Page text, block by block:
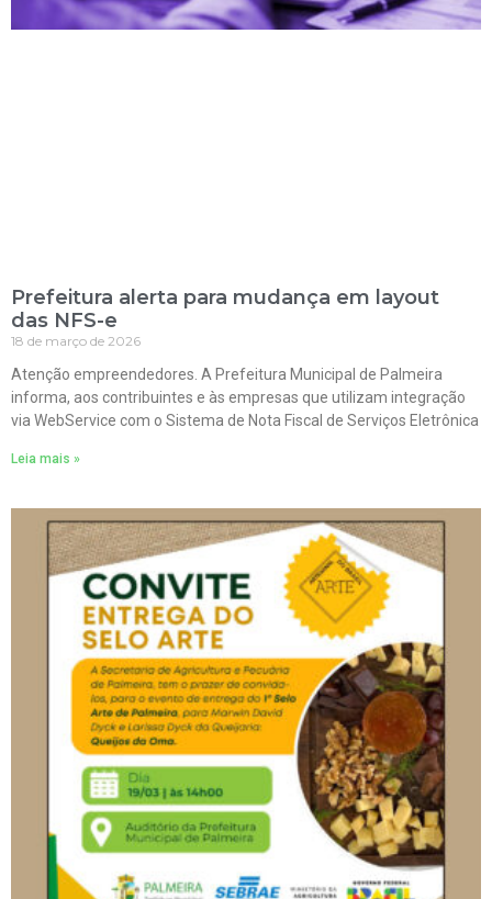
Prefeitura alerta para mudança em layout
das NFS-e
18 de março de 2026
Atenção empreendedores. A Prefeitura Municipal de Palmeira
informa, aos contribuintes e às empresas que utilizam integração
via WebService com o Sistema de Nota Fiscal de Serviços Eletrônica
Leia mais »